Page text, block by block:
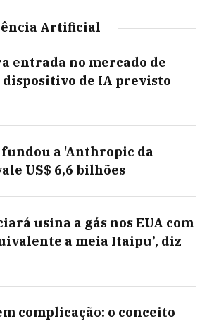
Artificial
entrada no mercado de
de IA previsto
fundou a 'Anthropic da
US$ 6,6 bilhões
usina a gás nos EUA com
a meia Itaipu’, diz
complicação: o conceito